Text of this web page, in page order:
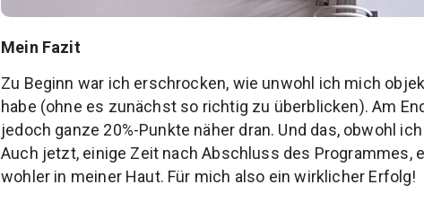
Mein Fazit
Zu Beginn war ich erschrocken, wie unwohl ich mich
habe (ohne es zunächst so richtig zu überblicken). Am
jedoch ganze 20%-Punkte näher dran. Und das, obwohl
Auch jetzt, einige Zeit nach Abschluss des
wohler in meiner Haut. Für mich also ein wirklicher Erfolg!